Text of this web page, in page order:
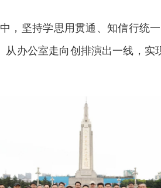
，坚持学思用贯通、知信行统
从办公室走向创排演出一线，